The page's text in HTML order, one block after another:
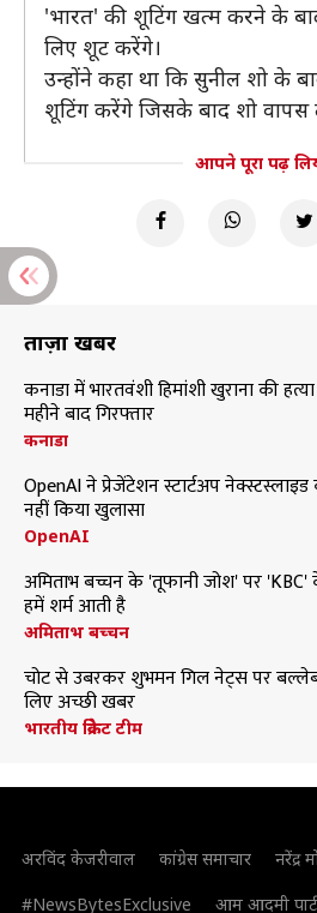
'भारत' की शूटिंग खत्म करने के
लिए शूट करेंगे।
उन्होंने कहा था कि सुनील शो के
शूटिंग करेंगे जिसके बाद शो वापस
आपने पूरा पढ़
ताज़ा खबरें
कनाडा में भारतवंशी हिमांशी खुराना की
महीने बाद गिरफ्तार
कनाडा
OpenAI ने प्रेजेंटेशन स्टार्टअप नेक्स्टस्लाइड
नहीं किया खुलासा
OpenAI
अमिताभ बच्चन के 'तूफानी जोश' पर
हमें शर्म आती है
अमिताभ बच्चन
चोट से उबरकर शुभमन गिल नेट्स पर
लिए अच्छी खबर
भारतीय क्रिकेट टीम
अरविंद केजरीवाल कांग्रेस समाचार नरेंद्र
#NewsBytesExclusive
आम आदमी